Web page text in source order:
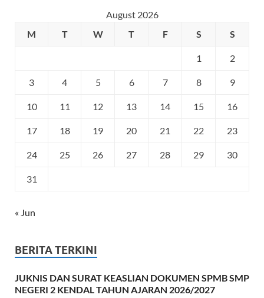
August 2026
M
T W T F S S
1 2
3 4 5 6 7 8 9
10 11 12 13 14 15 16
17 18 19 20 21 22 23
24 25 26 27 28 29 30
31
« Jun
BERITA TERKINI
JUKNIS DAN SURAT KEASLIAN DOKUMEN SPMB SMP
NEGERI 2 KENDAL TAHUN AJARAN 2026/2027